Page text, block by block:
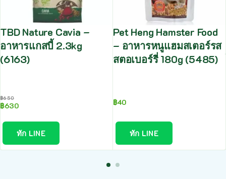
TBD Nature Cavia –
อาหารแกสบี้ 2.3kg
(6163)
฿650
฿630
ทัก LINE
Pet Heng Hamster Food
– อาหารหนูแฮมสเตอร์รส
สตอเบอร์รี่ 180g (5485)
฿40
ทัก LINE